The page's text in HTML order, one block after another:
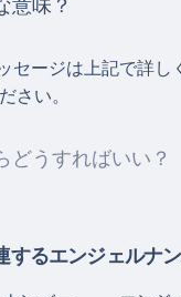
意味？
セージは上記で詳
さい。
どうすればいい？
するエンジェルナ